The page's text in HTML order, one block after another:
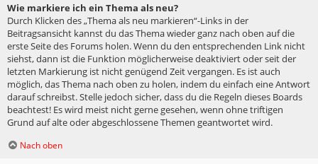
Wie markiere ich ein Thema als neu?
Durch Klicken des „Thema als neu markieren“-Links in der
Beitragsansicht kannst du das Thema wieder ganz nach oben auf die
erste Seite des Forums holen. Wenn du den entsprechenden Link nicht
siehst, dann ist die Funktion möglicherweise deaktiviert oder seit der
letzten Markierung ist nicht genügend Zeit vergangen. Es ist auch
möglich, das Thema nach oben zu holen, indem du einfach eine Antwort
darauf schreibst. Stelle jedoch sicher, dass du die Regeln dieses Boards
beachtest! Es wird meist nicht gerne gesehen, wenn ohne triftigen
Grund auf alte oder abgeschlossene Themen geantwortet wird.
Nach oben